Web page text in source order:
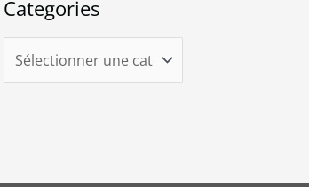
Categories